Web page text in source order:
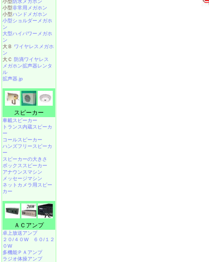
小型 防水メガホン
小型非常用メガホン
小型ハンドメガホン
小型ショルダーメガホ
ン
大型ハイパワーメガホ
ン
大Ｂ ワイヤレスメガホ
ン
大Ｃ 防滴ワイヤレス
メガホン拡声器レンタ
ル
拡声器.jp
スピーカー
車載スピーカー
トランス内蔵スピーカ
ー
コールスピーカー
ハンズフリースピーカ
ー
スピーカーの大きさ
ボックススピーカー
アナウンスマシン
メッセージマシン
ネットカメラ用スピー
カー
ＡＣアンプ
卓上放送アンプ
２０/４０W
６０/１２
０W
多機能ＰＡアンプ
ラジオ体操アンプ